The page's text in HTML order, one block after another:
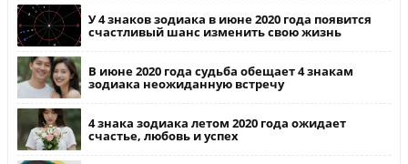
У 4 знаков зодиака в июне 2020 года появится
счастливый шанс изменить свою жизнь
В июне 2020 года судьба обещает 4 знакам
зодиака неожиданную встречу
4 знака зодиака летом 2020 года ожидает
счастье, любовь и успех